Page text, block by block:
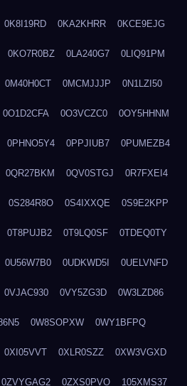
0K8I19RD 0KA2KHRR 0KCE9EJG
0KO7R0BZ 0LA240G7 0LIQ91PM
0M40H0CT 0MCMJJJP 0N1LZI50
0O1D2CFA 0O3VCZC0 0OY5HHNM
0PHNO5Y4 0PPJIUB7 0PUMEZB4
0QR27BKM 0QV0STGJ 0R7FXEI4
0S284R8O 0S4IXXQE 0S9E2KPP
0T8PUJB2 0T9LQ0SF 0TDEQ0TY
0U56W7B0 0UDKWD5I 0UELVNFD
0VJAC930 0VY5ZG3D 0W3LZD86
0W8SOPXW 0WY1BFPQ
0XI05VVT 0XLR0SZZ 0XW3VGXD
0ZVYGAG2 0ZXS0PVO 105XMS37